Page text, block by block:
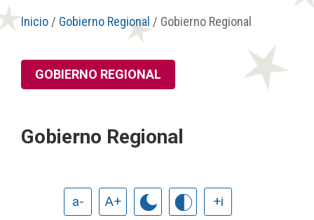
Inicio / Gobierno Regional / Gobierno Regional
GOBIERNO REGIONAL
Gobierno Regional
a- A+ +i